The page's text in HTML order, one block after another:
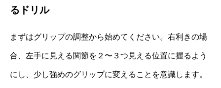
るドリル
まずはグリップの調整から始めてください。右利きの場
合、左手に見える関節を２〜３つ見える位置に握るよう
にし、少し強めのグリップに変えることを意識します。